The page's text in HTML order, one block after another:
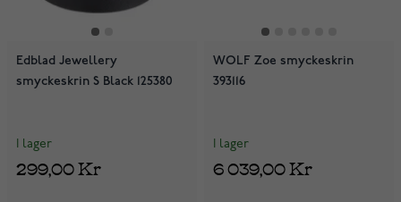
Edblad Jewellery
smyckeskrin S Black 125380
I lager
299,00 Kr
WOLF Zoe smyckeskrin
393116
I lager
6 039,00 Kr